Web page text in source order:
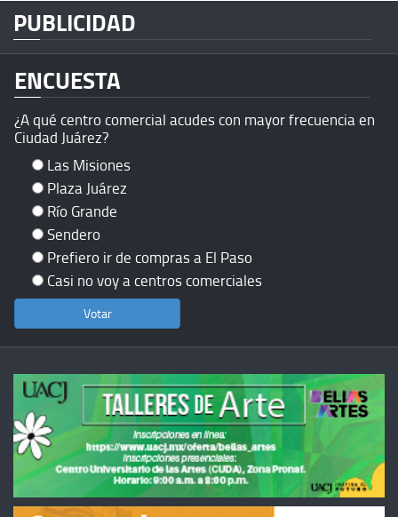
PUBLICIDAD
ENCUESTA
¿A qué centro comercial acudes con mayor frecuencia en
Ciudad Juárez?
Las Misiones
Plaza Juárez
Río Grande
Sendero
Prefiero ir de compras a El Paso
Casi no voy a centros comerciales